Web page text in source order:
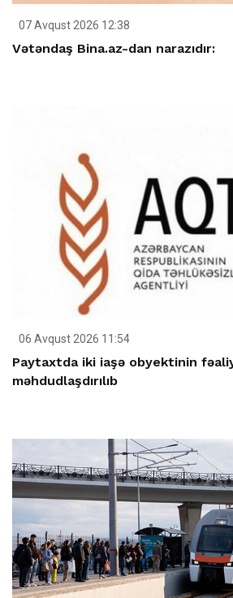
07 Avqust 2026 12:38
Vətəndaş Bina.az-dan narazıdır:
06 Avqust 2026 11:54
Paytaxtda iki iaşə obyektinin
məhdudlaşdırılıb